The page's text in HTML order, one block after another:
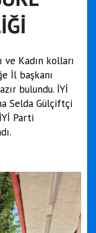
Kadın kolları
İl başkanı
bulundu. İYİ
Selda Gülçiftçi
Parti